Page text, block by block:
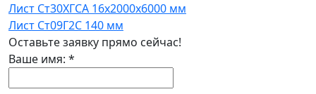
Лист Ст30ХГСА 16x2000x6000 мм
Лист Ст09Г2С 140 мм
Оставьте заявку прямо сейчас!
Ваше имя: *